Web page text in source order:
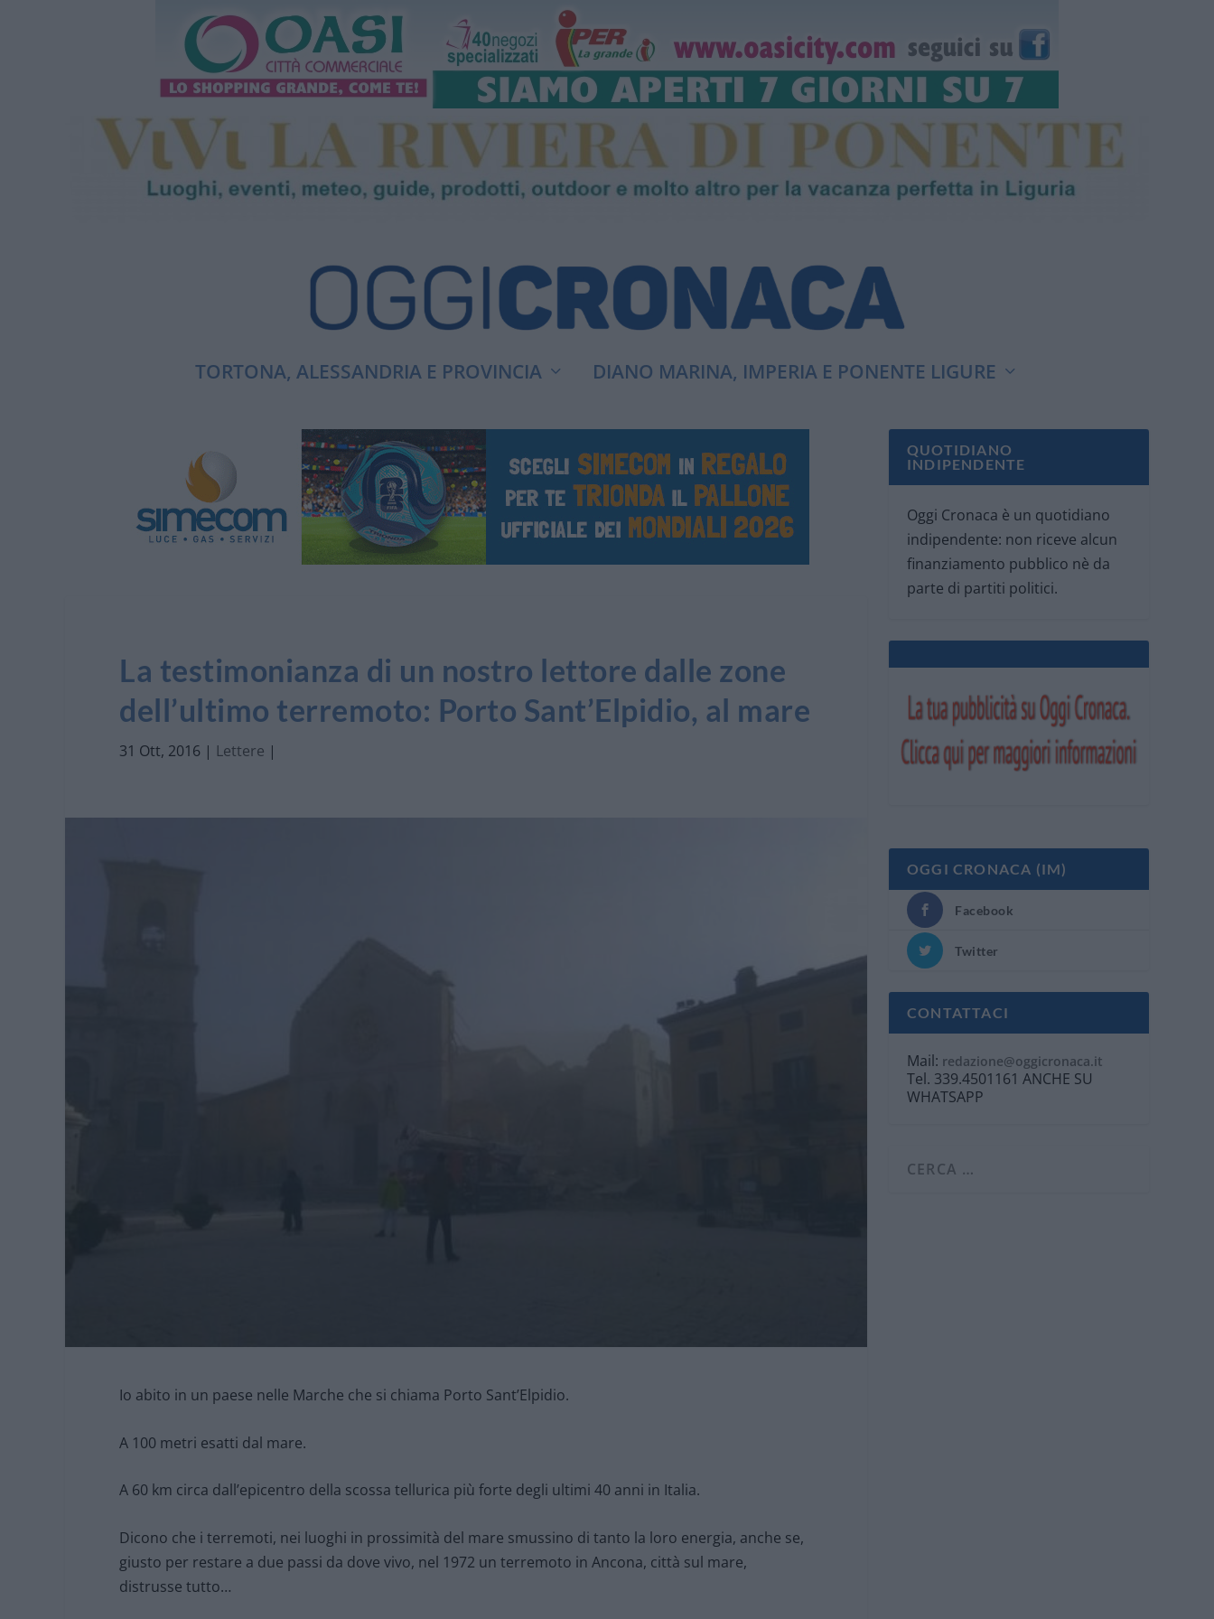
TORTONA, ALESSANDRIA E PROVINCIA DIANO MARINA, IMPERIA E PONENTE LIGURE
La testimonianza di un nostro lettore dalle zone
dell’ultimo terremoto: Porto Sant’Elpidio, al mare
31 Ott, 2016 | Lettere |
Io abito in un paese nelle Marche che si chiama Porto Sant’Elpidio.
A 100 metri esatti dal mare.
A 60 km circa dall’epicentro della scossa tellurica più forte degli ultimi 40 anni in Italia.
Dicono che i terremoti, nei luoghi in prossimità del mare smussino di tanto la loro energia, anche se,
giusto per restare a due passi da dove vivo, nel 1972 un terremoto in Ancona, città sul mare,
distrusse tutto…
QUOTIDIANO
INDIPENDENTE
Oggi Cronaca è un quotidiano
indipendente: non riceve alcun
finanziamento pubblico nè da
parte di partiti politici.
OGGI CRONACA (IM)
Facebook
Twitter
CONTATTACI
Mail: redazione@oggicronaca.it
Tel. 339.4501161 ANCHE SU
WHATSAPP